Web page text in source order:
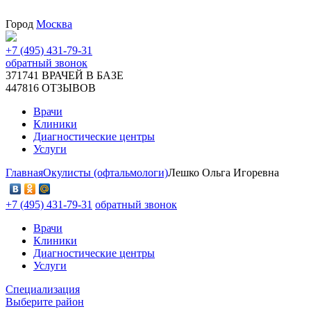
Город Москва
+7 (495) 431-79-31
обратный звонок
371741 ВРАЧЕЙ В БАЗЕ
447816 ОТЗЫВОВ
Врачи
Клиники
Диагностические центры
Услуги
ГлавнаяОкулисты (офтальмологи)Лешко Ольга Игоревна
+7 (495) 431-79-31 обратный звонок
Врачи
Клиники
Диагностические центры
Услуги
Специализация
Выберите район